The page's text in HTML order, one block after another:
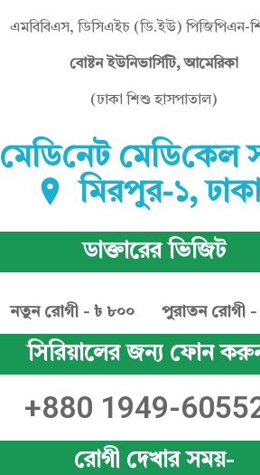
এমবিবিএস, ডিসিএইচ (ডি.ইউ) পিজিপিএন-
বোষ্টন ইউনিভার্সিটি, আমেরিকা
(ঢাকা শিশু হাসপাতাল)
মে‌ডি‌নেট মে‌ডি‌কেল
মিরপুর-১,
ডাক্তারের ভিজিট
নতুন রোগী - ৳ ৮০০ পুরাতন রোগী
সিরিয়ালের জন্য ফোন
+880 1949-
রোগী দেখার সময়-